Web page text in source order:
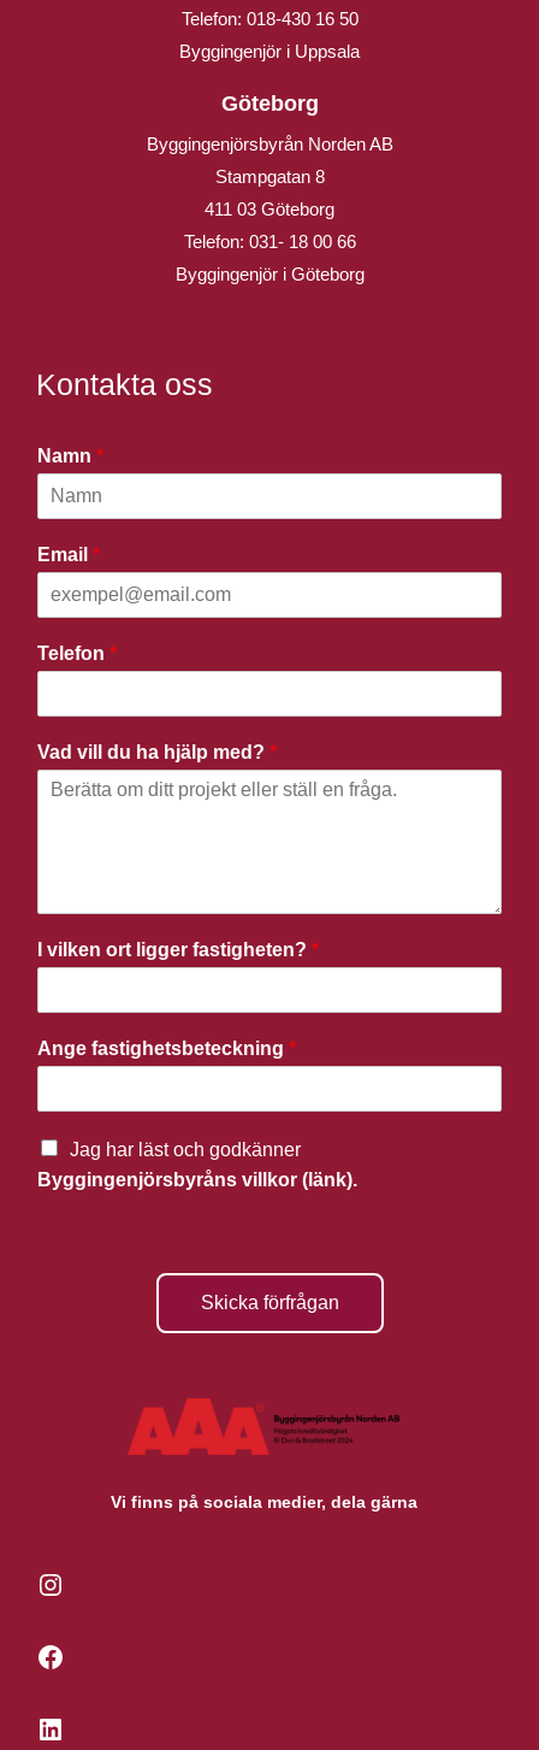
Telefon: 018-430 16 50
Byggingenjör i Uppsala
Göteborg
Byggingenjörsbyrån Norden AB
Stampgatan 8
411 03 Göteborg
Telefon: 031- 18 00 66
Byggingenjör i Göteborg
Kontakta oss
Namn *
Email *
Telefon *
Vad vill du ha hjälp med? *
I vilken ort ligger fastigheten? *
Ange fastighetsbeteckning *
Jag har läst och godkänner
Byggingenjörsbyråns villkor (länk).
Skicka förfrågan
Vi finns på sociala medier, dela gärna
Instagram
Facebook
LinkedIn